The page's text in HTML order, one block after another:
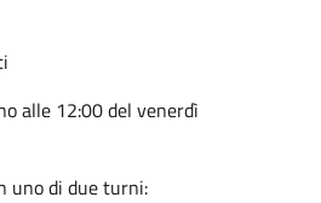
alle 12:00 del venerdì
uno di due turni: